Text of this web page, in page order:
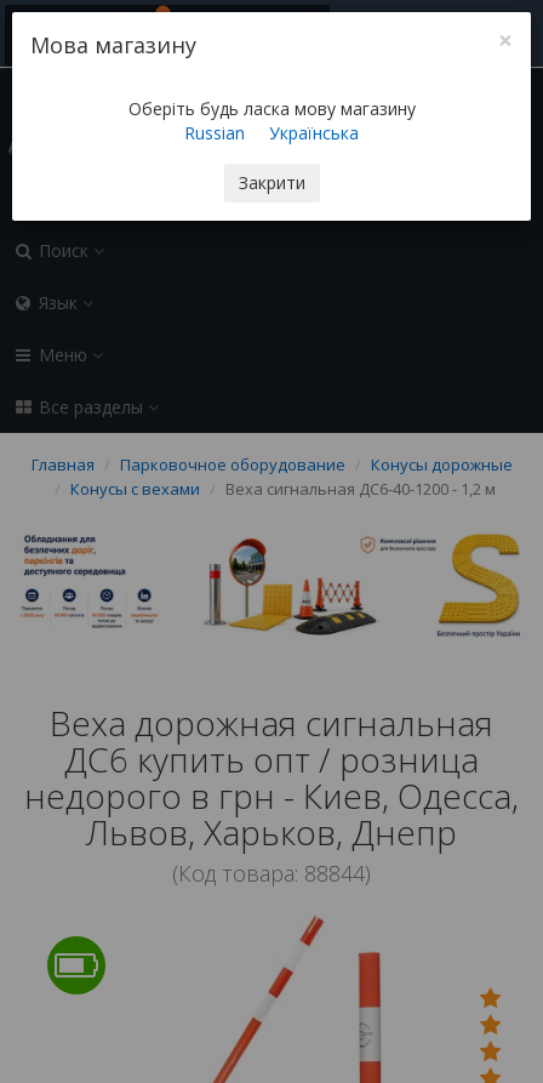
Поиск
Язык
Меню
Все разделы
Главная Парковочное оборудование
Конусы дорожные
Конусы с вехами
Веха сигнальная ДС6-40-1200 - 1,2 м
×
Мова магазину
Оберіть будь ласка мову магазину
Russian
Українська
Закрити
Веха дорожная сигнальная
ДС6 купить опт / розница
недорого в грн - Киев, Одесса,
Львов, Харьков, Днепр
(Код товара: 88844)